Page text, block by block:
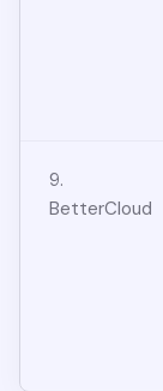
9.
BetterCloud